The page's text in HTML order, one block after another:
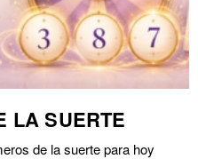
LA SUERTE
de la suerte para hoy